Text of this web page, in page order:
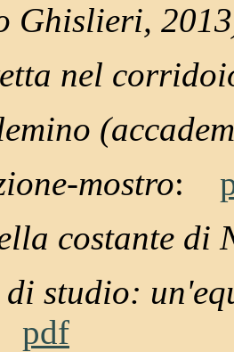
Ghislieri,
nel
mostro:
costante di
di studio:
pdf